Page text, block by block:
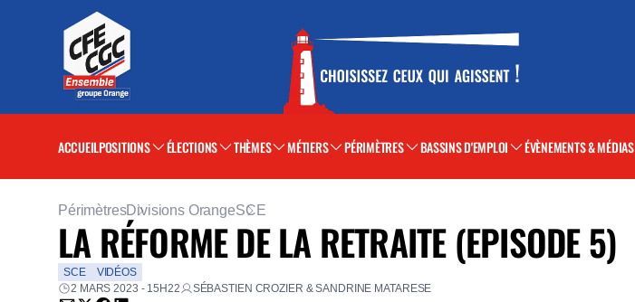
ACCUEILPOSITIONS ÉLECTIONS THÈMES MÉTIERS PÉRIMÈTRES BASSINS D'EMPLOI ÉVÈNEMENTS & MÉDIAS
PérimètresDivisions OrangeSCE
LA RÉFORME DE LA RETRAITE (EPISODE 5)
SCE
VIDÉOS
2 MARS 2023 - 15H22
SÉBASTIEN CROZIER & SANDRINE MATARESE